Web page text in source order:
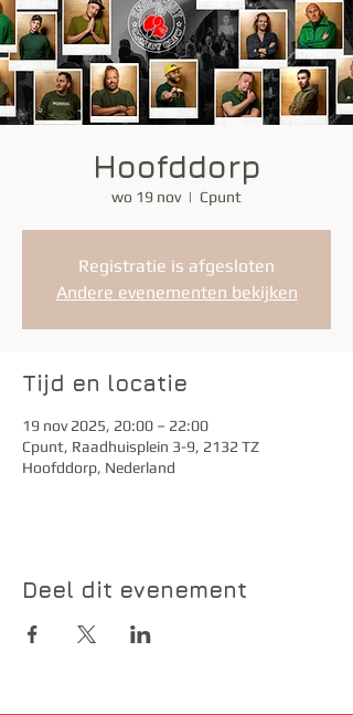
Hoofddorp
wo 19 nov
  |
Cpunt
Registratie is afgesloten
Andere evenementen bekijken
Tijd en locatie
19 nov 2025, 20:00 – 22:00
Cpunt, Raadhuisplein 3-9, 2132 TZ
Hoofddorp, Nederland
Deel dit evenement